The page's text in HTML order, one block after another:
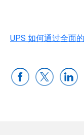
UPS 如何通过全面